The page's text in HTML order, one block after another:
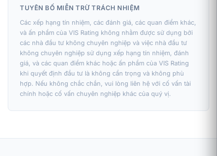
TUYÊN BỐ MIỄN TRỪ TRÁCH NHIỆM
Các xếp hạng tín nhiệm, các đánh giá, các quan điểm khác,
và ấn phẩm của VIS Rating không nhằm được sử dụng bởi
các nhà đầu tư không chuyên nghiệp và việc nhà đầu tư
không chuyên nghiệp sử dụng xếp hạng tín nhiệm, đánh
giá, và các quan điểm khác hoặc ấn phẩm của VIS Rating
khi quyết định đầu tư là không cẩn trọng và không phù
hợp. Nếu không chắc chắn, vui lòng liên hệ với cố vấn tài
chính hoặc cố vấn chuyên nghiệp khác của quý vị.